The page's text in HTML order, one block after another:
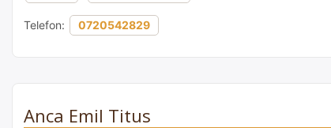
Telefon: 0720542829
Anca Emil Titus